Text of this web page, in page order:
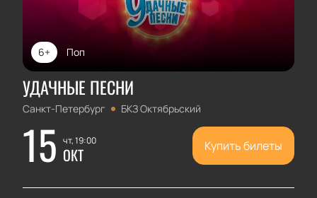
Поп
6+
УДАЧНЫЕ ПЕСНИ
Санкт-Петербург БКЗ Октябрьский
15 чт, 19:00
ОКТ Купить билеты